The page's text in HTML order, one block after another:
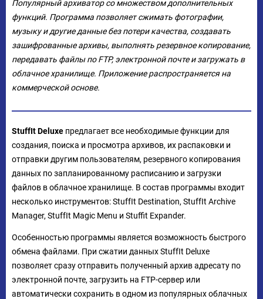
Популярный архиватор со множеством дополнительных
функций. Программа позволяет сжимать фотографии,
музыку и другие данные без потери качества, создавать
зашифрованные архивы, выполнять резервное копирование,
передавать файлы по FTP, электронной почте и загружать в
облачное хранилище. Приложение распространяется на
коммерческой основе.
StuffIt Deluxe предлагает все необходимые функции для
создания, поиска и просмотра архивов, их распаковки и
отправки другим пользователям, резервного копирования
данных по запланированному расписанию и загрузки
файлов в облачное хранилище. В состав программы входит
несколько инструментов: StuffIt Destination, StuffIt Archive
Manager, StuffIt Magic Menu и Stuffit Expander.
Особенностью программы является возможность быстрого
обмена файлами. При сжатии данных StuffIt Deluxe
позволяет сразу отправить полученный архив адресату по
электронной почте, загрузить на FTP-сервер или
автоматически сохранить в одном из популярных облачных